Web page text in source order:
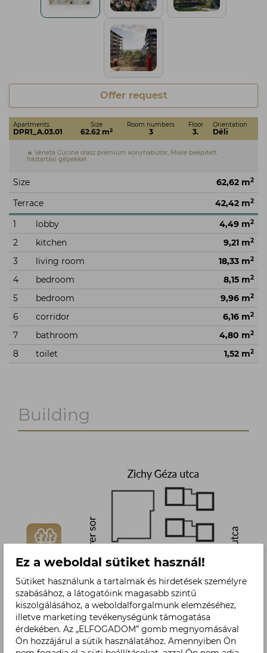
Offer request
Apartments
DPR1_A.03.01
Size
62.62 m2
Room numbers
3
Floor
3.
Orientation
Déli
🔥 Veneta Cucine olasz prémium konyhabútor, Miele beépített
háztartási gépekkel
Size 62,62 m2
Terrace 42,42 m2
1 lobby 4,49 m2
2 kitchen 9,21 m2
3 living room 18,33 m2
4 bedroom 8,15 m2
5 bedroom 9,96 m2
6 corridor 6,16 m2
7 bathroom 4,80 m2
8 toilet 1,52 m2
Building
Ez a weboldal sütiket használ!
Sütiket használunk a tartalmak és hirdetések személyre
szabásához, a látogatóink magasabb szintű
kiszolgálásához, a weboldalforgalmunk elemzéséhez,
illetve marketing tevékenységünk támogatása
érdekében. Az „ELFOGADOM” gomb megnyomásával
Ön hozzájárul a sütik használatához. Amennyiben Ön